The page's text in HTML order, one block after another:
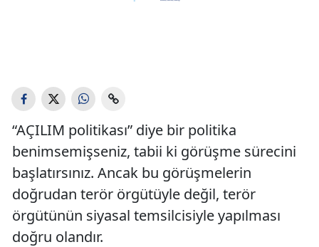
“AÇILIM politikası” diye bir politika
benimsemişseniz, tabii ki görüşme sürecini
başlatırsınız. Ancak bu görüşmelerin
doğrudan terör örgütüyle değil, terör
örgütünün siyasal temsilcisiyle yapılması
doğru olandır.